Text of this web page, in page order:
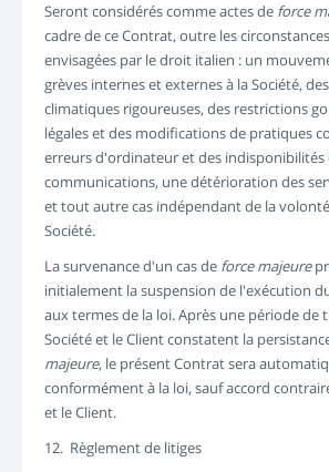
Seront considérés comme actes de force
cadre de ce Contrat, outre les
envisagées par le droit italien : un
grèves internes et externes à la Société,
climatiques rigoureuses, des restrictions
légales et des modifications de pratiques
erreurs d'ordinateur et des indisponibilités
communications, une détérioration des
et tout autre cas indépendant de la
Société.
La survenance d'un cas de force majeure
initialement la suspension de l'exécution
aux termes de la loi. Après une période de
Société et le Client constatent la
majeure, le présent Contrat sera
conformément à la loi, sauf accord
et le Client.
12. Règlement de litiges